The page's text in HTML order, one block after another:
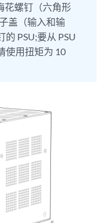
花螺钉（六角形
盖（输入和输
PSU;要从 PSU
使用扭矩为 10